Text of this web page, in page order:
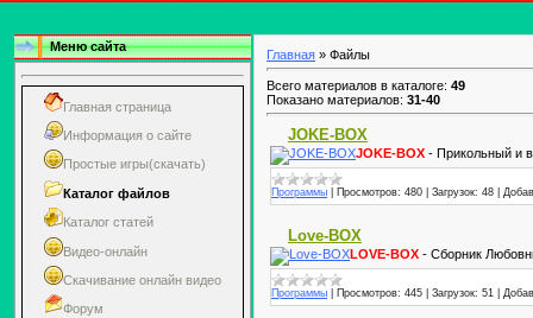
Меню сайта
Главная страница
Информация о сайте
Простые игры(скачать)
Каталог файлов
Каталог статей
Видео-онлайн
Скачивание онлайн видео
Форум
Главная » Файлы
Всего материалов в каталоге: 49
Показано материалов: 31-40
JOKE-BOX
JOKE-BOX - Прикольный и
Программы Просмотров: 480 Загрузок: 48
Love-BOX
LOVE-BOX - Сборник
Программы Просмотров: 445 Загрузок: 51